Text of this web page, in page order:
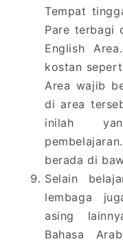
Tempat
Pare terbagi
English
kostan
Area wajib
di area
inilah
berada di
Selain
lembaga
asing
Bahasa